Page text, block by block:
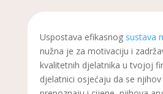
Uspostava efikasnog sustava
nužna je za motivaciju i
kvalitetnih djelatnika u tvojoj
djelatnici osjećaju da se